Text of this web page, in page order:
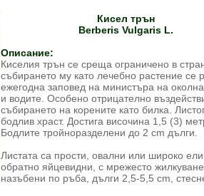
Кисел трън
Berberis Vulgaris L.
Описание:
Киселия трън се среща ограничено в
събирането му като лечебно растение се
ежегодна заповед на министъра на
и водите. Особено отрицателно
събирането на корените като билка.
бодлив храст. Достига височина 1,5 (3)
Бодлите тройноразделени до 2 cm дълги.
Листата са прости, овални или широко
обратно яйцевидни, с мрежесто
назъбени по ръба, дълги 2,5-5,5 cm,